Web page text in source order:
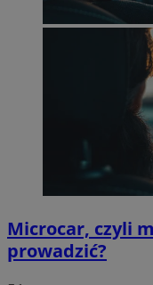
Microcar, czyli
prowadzić?